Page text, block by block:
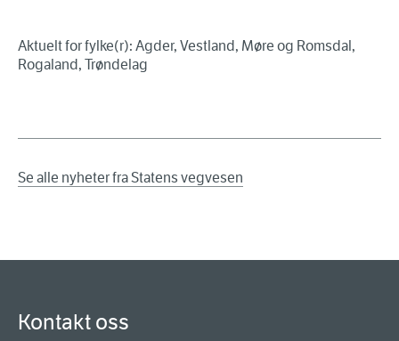
Aktuelt for fylke(r): Agder, Vestland, Møre og Romsdal,
Rogaland, Trøndelag
Se alle nyheter fra Statens vegvesen
Kontakt oss